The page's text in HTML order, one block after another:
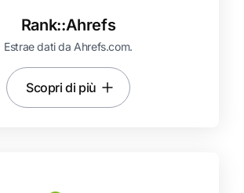
Rank::Ahrefs
Estrae dati da Ahrefs.com.
Scopri di più